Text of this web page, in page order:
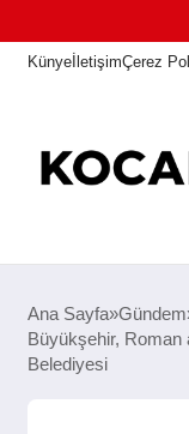
KünyeİletişimÇerez
ANASAYFA
Ana Sayfa Gündem
Büyükşehir, Roman
Belediyesi